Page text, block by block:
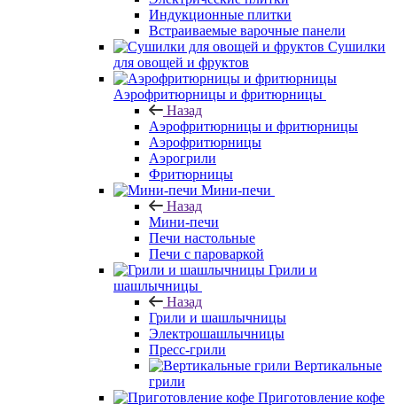
Индукционные плитки
Встраиваемые варочные панели
Сушилки
для овощей и фруктов
Аэрофритюрницы и фритюрницы
Назад
Аэрофритюрницы и фритюрницы
Аэрофритюрницы
Аэрогрили
Фритюрницы
Мини-печи
Назад
Мини-печи
Печи настольные
Печи с пароваркой
Грили и
шашлычницы
Назад
Грили и шашлычницы
Электрошашлычницы
Пресс-грили
Вертикальные
грили
Приготовление кофе